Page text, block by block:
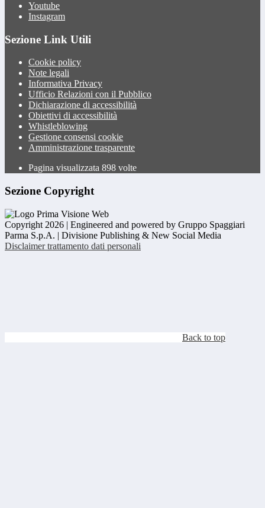
Youtube
Instagram
Sezione Link Utili
Cookie policy
Note legali
Informativa Privacy
Ufficio Relazioni con il Pubblico
Dichiarazione di accessibilità
Obiettivi di accessibilità
Whistleblowing
Gestione consensi cookie
Amministrazione trasparente
Pagina visualizzata 898 volte
Sezione Copyright
Copyright 2026 | Engineered and powered by Gruppo Spaggiari
Parma S.p.A. | Divisione Publishing & New Social Media
Disclaimer trattamento dati personali
Back to top